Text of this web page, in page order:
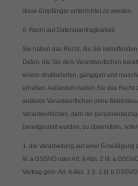
diese Empfänger unterrichtet zu werden.
6. Recht auf Datenübertragbarkeit
Sie haben das Recht, die Sie
Daten, die Sie dem Verantwortlichen
einem strukturierten, gängigen und
erhalten. Außerdem haben Sie das Recht
anderen Verantwortlichen ohne
Verantwortlichen, dem die
bereitgestellt wurden, zu übermitteln,
die Verarbeitung auf einer Einwilligung
lit. a DSGVO oder Art. 9 Abs. 2 lit. a
Vertrag gem. Art. 6 Abs. 1 S. 1 lit. b